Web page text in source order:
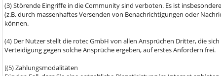
(3) Störende Eingriffe in die Community sind verboten. Es ist
(z.B. durch massenhaftes Versenden von Benachrichtigungen oder
können.
(4) Der Nutzer stellt die rotec GmbH von allen Ansprüchen Dritter, die
Verteidigung gegen solche Ansprüche ergeben, auf erstes Anfordern frei.
[(5) Zahlungsmodalitäten